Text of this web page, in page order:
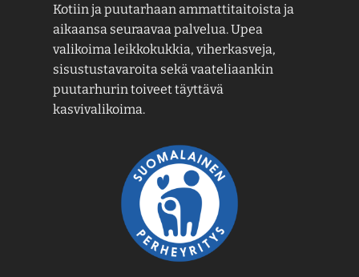
Kotiin ja puutarhaan ammattitaitoista ja
aikaansa seuraavaa palvelua. Upea
valikoima leikkokukkia, viherkasveja,
sisustustavaroita sekä vaateliaankin
puutarhurin toiveet täyttävä
kasvivalikoima.